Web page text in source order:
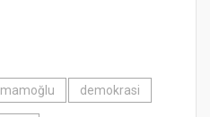
demokrasi